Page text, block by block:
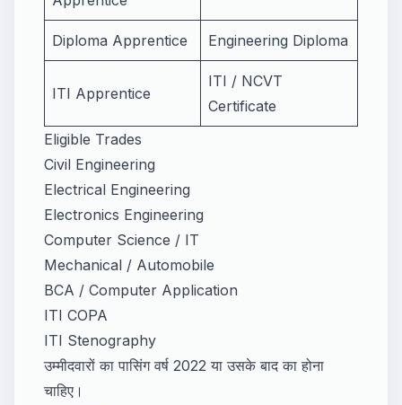
Diploma Apprentice Engineering Diploma
ITI Apprentice
ITI / NCVT
Certificate
Eligible Trades
Civil Engineering
Electrical Engineering
Electronics Engineering
Computer Science / IT
Mechanical / Automobile
BCA / Computer Application
ITI COPA
ITI Stenography
उम्मीदवारों का पासिंग वर्ष 2022 या उसके बाद का होना
चाहिए।